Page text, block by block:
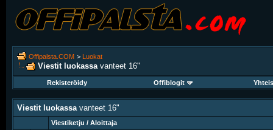
Offipalsta.COM > Luokat
Viestit luokassa vanteet 16"
Rekisteröidy Offiblogit
Viestit luokassa vanteet 16"
Viestiketju / Aloittaja